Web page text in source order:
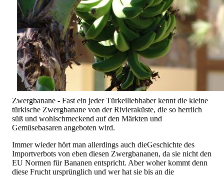
Zwergbanane - Fast ein jeder Türkeiliebhaber kennt die kleine
türkische Zwergbanane von der Rivieraküste, die so herrlich
süß und wohlschmeckend auf den Märkten und
Gemüsebasaren angeboten wird.
Immer wieder hört man allerdings auch dieGeschichte des
Importverbots von eben diesen Zwergbananen, da sie nicht den
EU Normen für Bananen entspricht. Aber woher kommt denn
diese Frucht ursprünglich und wer hat sie bis an die